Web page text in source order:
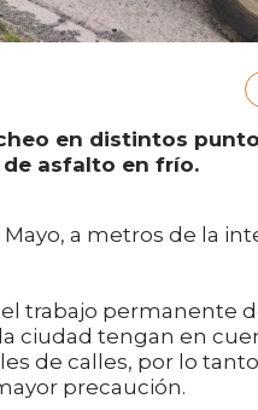
en distintos
asfalto en frío.
a metros de la
trabajo permanente
ciudad tengan en
de calles, por lo
precaución.